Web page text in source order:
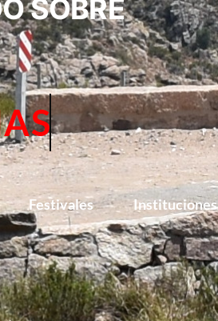
SOBRE
Festivales Instituciones